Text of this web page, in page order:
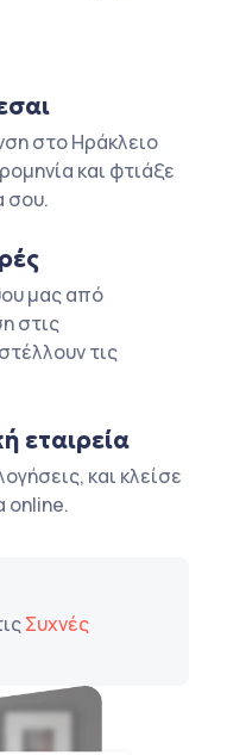
στο Ηράκλειο
και φτιάξε
σου.
μας από
στις
τις
εταιρεία
και κλείσε
online.
Συχνές